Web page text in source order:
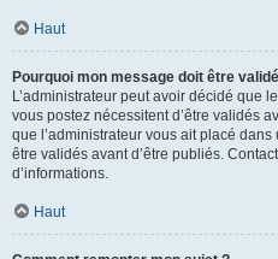
Haut
Pourquoi mon message doit être
L’administrateur peut avoir décidé que
vous postez nécessitent d’être validés
que l’administrateur vous ait placé
être validés avant d’être publiés.
d’informations.
Haut